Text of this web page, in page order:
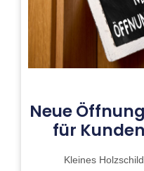
Neue
für
Kleines